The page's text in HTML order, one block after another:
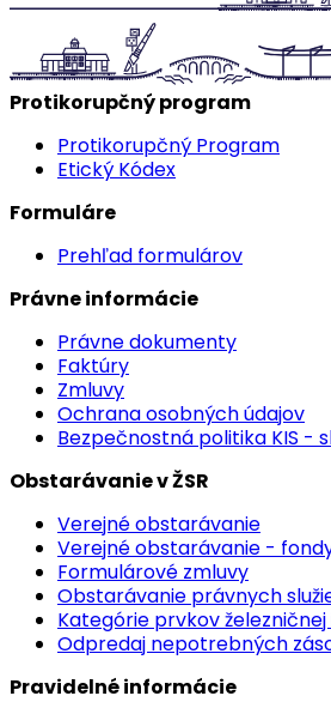
Protikorupčný program
Protikorupčný Program
Etický Kódex
Formuláre
Prehľad formulárov
Právne informácie
Právne dokumenty
Faktúry
Zmluvy
Ochrana osobných údajov
Bezpečnostná politika KIS -
Obstarávanie v ŽSR
Verejné obstarávanie
Verejné obstarávanie -
Formulárové zmluvy
Obstarávanie právnych
Kategórie prvkov
Odpredaj nepotrebných
Pravidelné informácie